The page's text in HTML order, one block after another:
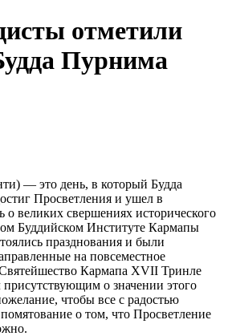
отметили
Пурнима
— это день, в который Будда
Просветления и ушел в
великих cвершениях исторического
Буддийском Институте Кармапы
празднования и были
на повсеместное
Кармапа ХVII Тринле
присутствующим о значении этого
чтобы все с радостью
о том, что Просветление